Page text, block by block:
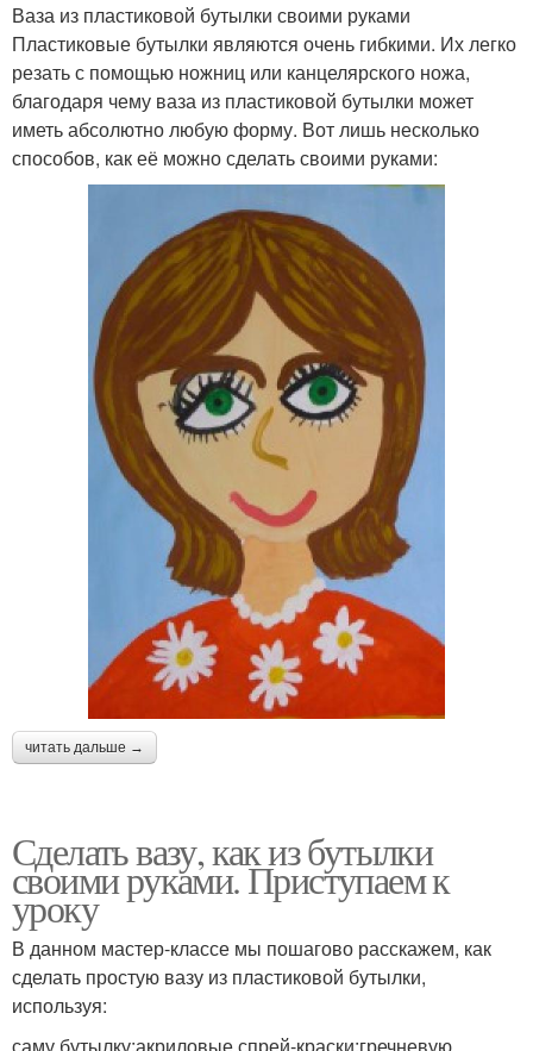
Ваза из пластиковой бутылки своими руками
Пластиковые бутылки являются очень гибкими. Их легко
резать с помощью ножниц или канцелярского ножа,
благодаря чему ваза из пластиковой бутылки может
иметь абсолютно любую форму. Вот лишь несколько
способов, как её можно сделать своими руками:
читать дальше →
Сделать вазу, как из бутылки
своими руками. Приступаем к
уроку
В данном мастер-классе мы пошагово расскажем, как
сделать простую вазу из пластиковой бутылки,
используя: